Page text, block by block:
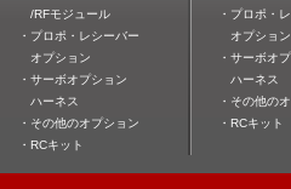
/RFモジュール
・プロポ・レシーバー
オプション
・サーボオプション
ハーネス
・その他のオプション
・RCキット
・プロポ・
オプション
・サーボオ
ハーネス
・その他の
・RCキット